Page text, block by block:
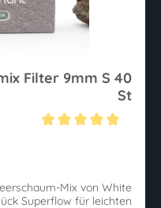
Filter 9mm S 40
St
Mix von White
Superflow für leichten